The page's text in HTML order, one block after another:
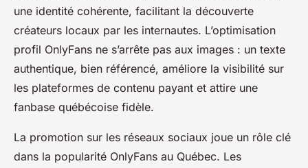
une identité cohérente, facilitant la découverte
créateurs locaux par les internautes. L’optimisation
profil OnlyFans ne s’arrête pas aux images : un texte
authentique, bien référencé, améliore la visibilité sur
les plateformes de contenu payant et attire une
fanbase québécoise fidèle.
La promotion sur les réseaux sociaux joue un rôle clé
dans la popularité OnlyFans au Québec. Les